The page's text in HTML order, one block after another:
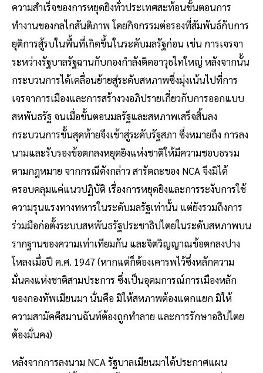
ความสำเร็จของการหยุดยิงทั่วประเทศสะท้อนขั้นตอนการ
ทำงานของกลไกสันติภาพ โดยกิจกรรมต่อรองที่สัมพันธ์กับการ
ยุติการสู้รบในพื้นที่เกิดขึ้นในระดับมลรัฐก่อน เช่น การเจรจา
ระหว่างรัฐบาลรัฐฉานกับกองกำลังติดอาวุธไทใหญ่ หลังจากนั้น
กระบวนการได้เคลื่อนย้ายสู่ระดับสหภาพซึ่งมุ่งเน้นไปที่การ
เจรจาการเมืองและการสร้างวงอภิปรายเกี่ยวกับการออกแบบ
สหพันธรัฐ จนเมื่อขั้นตอนมลรัฐและสหภาพเสร็จสิ้นลง
กระบวนการขั้นสุดท้ายจึงเข้าสู่ระดับรัฐสภา ซึ่งหมายถึง การลง
นามและรับรองข้อตกลงหยุดยิงแห่งชาติให้มีความชอบธรรม
ตามกฎหมาย จากกรณีดังกล่าว สารัตถะของ NCA จึงมิได้
ครอบคลุมแค่แนวปฏิบัติ เรื่องการหยุดยิงและการระงับการใช้
ความรุนแรงทางทหารในระดับมลรัฐเท่านั้น แต่ยังรวมถึงการ
ร่วมมือก่อตั้งระบบสหพันธรัฐประชาธิปไตยในระดับสหภาพบน
รากฐานของความเท่าเทียมกัน และจิตวิญญาณข้อตกลงปาง
โหลงเมื่อปี ค.ศ. 1947 (หากแต่ก็ต้องเคารพไว้ซึ่งหลักความ
มั่นคงแห่งชาติสามประการ ซึ่งเป็นอุดมการณ์การเมืองหลัก
ของกองทัพเมียนมา นั่นคือ มิให้สหภาพต้องแตกแยก มิให้
ความสามัคคีสมานฉันท์ต้องถูกทำลาย และการรักษาอธิปไตย
ต้องมั่นคง)
หลังจากการลงนาม NCA รัฐบาลเมียนมาได้ประกาศแผน